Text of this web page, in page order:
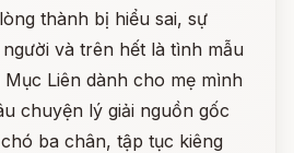
thành bị hiểu sai, sự
và trên hết là tình mẫu
Liên dành cho mẹ mình
chuyện lý giải nguồn gốc
ba chân, tập tục kiêng